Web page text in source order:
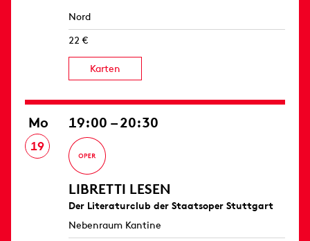
Nord
22 €
Karten
Mo
19
19:00 – 20:30
LIBRETTI LESEN
Der Literaturclub der Staatsoper Stuttgart
Nebenraum Kantine